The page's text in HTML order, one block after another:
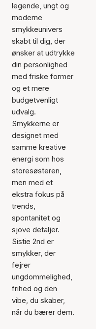
legende, ungt og
moderne
smykkeunivers
skabt til dig, der
ønsker at udtrykke
din personlighed
med friske former
og et mere
budgetvenligt
udvalg.
Smykkerne er
designet med
samme kreative
energi som hos
storesøsteren,
men med et
ekstra fokus på
trends,
spontanitet og
sjove detaljer.
Sistie 2nd er
smykker, der
fejrer
ungdommelighed,
frihed og den
vibe, du skaber,
når du bærer dem.